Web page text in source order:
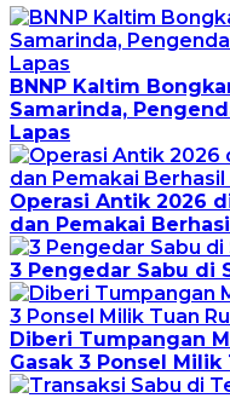
BNNP Kaltim
Samarinda,
Lapas
Operasi Antik 2026
dan Pemakai
3 Pengedar Sabu di
Diberi Tumpangan
Gasak 3 Ponsel Milik